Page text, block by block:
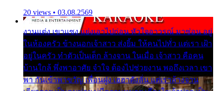
20 views • 03.08.2569
งานแต่ง เขาแซง แย่งเอาไปก่อน หัวใจอาวรณ์ มาซ่อน อยู่
ในห้องครัว ข้างนอกเจ้าสาว ส่งยิ้ม ให้คนไปทั่ว แต่เรา เฝ้า
อยู่ในครัว ทำตัวเป็นเด็ก ล้างจาน ในเมื่อ เจ้าสาว คือคน
บ้านใกล้ พึ่งพาอาศัย จำใจ ต้องไปช่วยงาน พอถึงเวลา เขา
พา กันเข้าพาขวัญ เพื่อนฝูง เฮฮาดังลั่น แต่เราล้างจาน